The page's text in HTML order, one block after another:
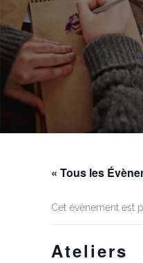
« Tous les
Cet évènement est
Ateliers